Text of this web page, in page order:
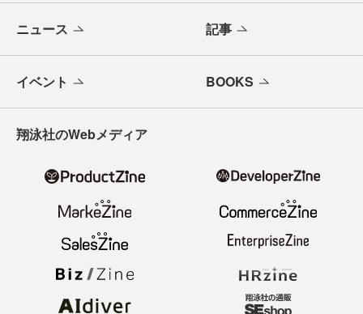
ニュース 記事
イベント BOOKS
翔泳社のWebメディア